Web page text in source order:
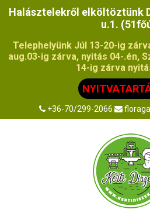
Halásztelekről elköltöztünk
u.1.
Telephelyünk Júl 13-20-ig
aug.03-ig zárva, nyitás 04-.én,
14-ig zárva
+36-70/299-2066